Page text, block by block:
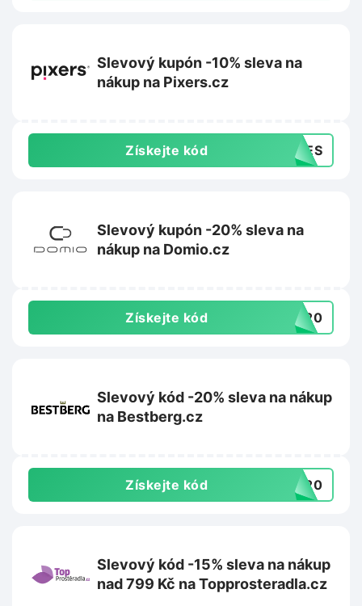
Slevový kupón -10% sleva na
nákup na Pixers.cz
Získejte kód SHES
Slevový kupón -20% sleva na
nákup na Domio.cz
Získejte kód va20
Slevový kód -20% sleva na nákup
na Bestberg.cz
Získejte kód ST20
Slevový kód -15% sleva na nákup
nad 799 Kč na Topprosteradla.cz